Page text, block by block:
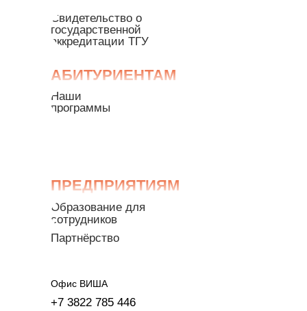
АБИТУРИЕНТАМ
Наши
программы
ПРЕДПРИЯТИЯМ
Образование для
сотрудников
Партнёрство
+7 3822 785 446
Офис ВИША
Свидетельство о
государственной
аккредитации ТГУ